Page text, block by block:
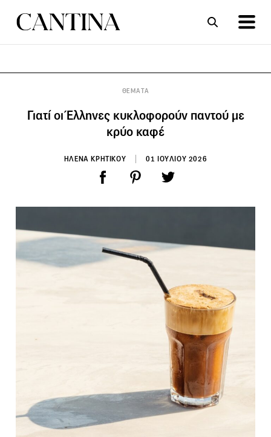
ΘΕΜΑΤΑ
Γιατί οι Έλληνες κυκλοφορούν παντού με
κρύο καφέ
HΛΕΝΑ ΚΡΗΤΙΚΟΥ 01 ΙΟΥΛΙΟΥ 2026